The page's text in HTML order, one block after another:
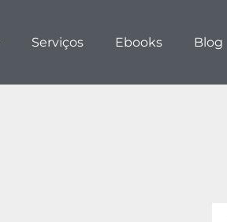
Serviços Ebooks Blog